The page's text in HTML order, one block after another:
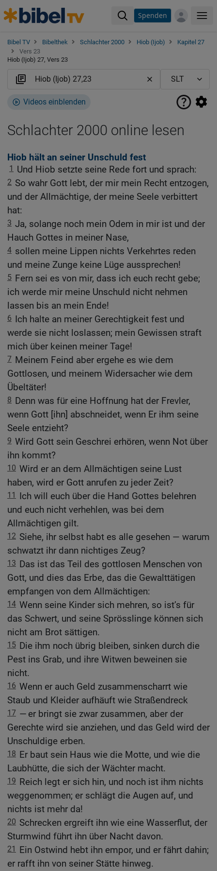
Spenden
Bibel TV Bibelthek Schlachter 2000 Hiob (Ijob)
Kapitel 27
Vers 23
Hiob (Ijob) 27, Vers 23
Videos einblenden
Schlachter 2000 online lesen
Hiob hält an seiner Unschuld fest
1 Und Hiob setzte seine Rede fort und sprach:
2 So wahr Gott lebt, der mir mein Recht entzogen,
und der Allmächtige, der meine Seele verbittert
hat:
3 Ja, solange noch mein Odem in mir ist und der
Hauch Gottes in meiner Nase,
4 sollen meine Lippen nichts Verkehrtes reden
und meine Zunge keine Lüge aussprechen!
5 Fern sei es von mir, dass ich euch recht gebe;
ich werde mir meine Unschuld nicht nehmen
lassen bis an mein Ende!
6 Ich halte an meiner Gerechtigkeit fest und
werde sie nicht loslassen; mein Gewissen straft
mich über keinen meiner Tage!
7 Meinem Feind aber ergehe es wie dem
Gottlosen, und meinem Widersacher wie dem
Übeltäter!
8 Denn was für eine Hoffnung hat der Frevler,
wenn Gott [ihn] abschneidet, wenn Er ihm seine
Seele entzieht?
9 Wird Gott sein Geschrei erhören, wenn Not über
ihn kommt?
10 Wird er an dem Allmächtigen seine Lust
haben, wird er Gott anrufen zu jeder Zeit?
11
Ich will euch über die Hand Gottes belehren
und euch nicht verhehlen, was bei dem
Allmächtigen gilt.
12 Siehe, ihr selbst habt es alle gesehen — warum
schwatzt ihr dann nichtiges Zeug?
13 Das ist das Teil des gottlosen Menschen von
Gott, und dies das Erbe, das die Gewalttätigen
empfangen von dem Allmächtigen:
14 Wenn seine Kinder sich mehren, so ist’s für
das Schwert, und seine Sprösslinge können sich
nicht am Brot sättigen.
15 Die ihm noch übrig bleiben, sinken durch die
Pest ins Grab, und ihre Witwen beweinen sie
nicht.
16 Wenn er auch Geld zusammenscharrt wie
Staub und Kleider aufhäuft wie Straßendreck
17 — er bringt sie zwar zusammen, aber der
Gerechte wird sie anziehen, und das Geld wird der
Unschuldige erben.
18 Er baut sein Haus wie die Motte, und wie die
Laubhütte, die sich der Wächter macht.
19 Reich legt er sich hin, und noch ist ihm nichts
weggenommen; er schlägt die Augen auf, und
nichts ist mehr da!
20 Schrecken ergreift ihn wie eine Wasserflut, der
Sturmwind führt ihn über Nacht davon.
21
Ein Ostwind hebt ihn empor, und er fährt dahin;
er rafft ihn von seiner Stätte hinweg.